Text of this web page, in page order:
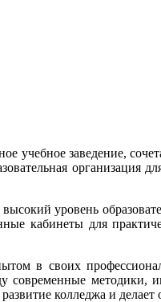
учебное заведение,
организация
уровень
кабинеты для
в своих
современные методики,
колледжа и